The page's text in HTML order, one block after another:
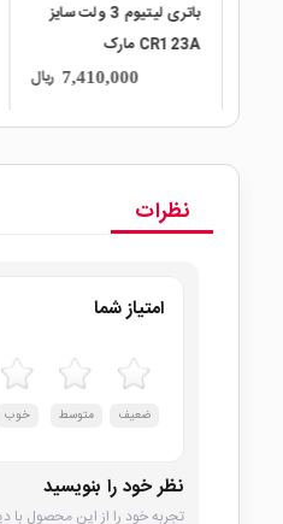
باتری لیتیوم 3 ولت سایز
CR123A مارک
Camelion
7,410,000 ریال
نظرات
امتیاز شما
ضعیف متوسط خوب
نظر خود را بنویسید
تجربه خود را از این محصول با